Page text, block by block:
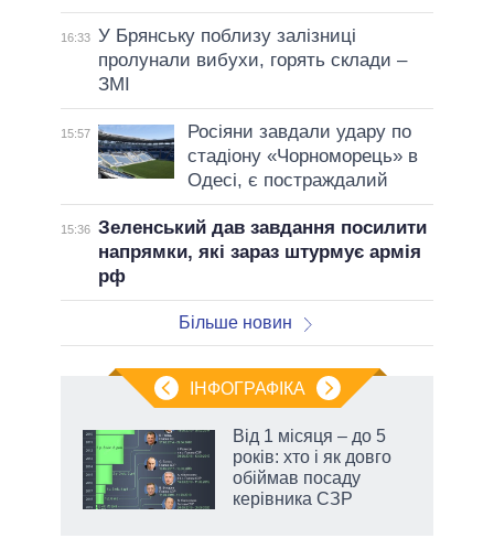
16:33 У Брянську поблизу залізниці
пролунали вибухи, горять склади –
ЗМІ
15:57
Росіяни завдали удару по
стадіону «Чорноморець» в
Одесі, є постраждалий
15:36 Зеленський дав завдання посилити
напрямки, які зараз штурмує армія
рф
Більше новин
ІНФОГРАФІКА
Від 1 місяця – до 5
років: хто і як довго
обіймав посаду
керівника СЗР